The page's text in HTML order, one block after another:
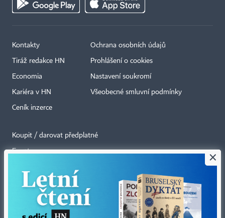
Kontakty
Tiráž redakce HN
Economia
Kariéra v HN
Ceník inzerce
Ochrana osobních údajů
Prohlášení o cookies
Nastavení soukromí
Všeobecné smluvní podmínky
Koupit / darovat předplatné
Eventy
RSS kanály
×